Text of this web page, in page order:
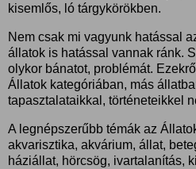
kisemlős, ló tárgykörökben.
Nem csak mi vagyunk hatással
állatok is hatással vannak ránk.
olykor bánatot, problémát.
Állatok kategóriában, más
tapasztalataikkal, történeteikkel
A legnépszerűbb témák az
akvarisztika, akvárium, állat,
háziállat, hörcsög, ivartalanítás,